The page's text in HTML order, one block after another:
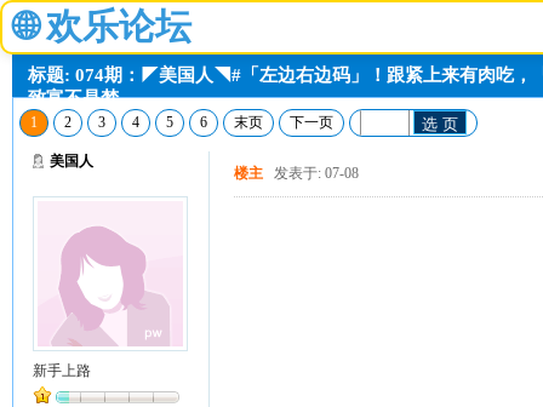
🌐 欢乐论坛
标题: 074期：◤美国人◥#「左边右边码」！跟紧上来有肉吃，
致富不是梦
1 2 3 4 5 6 末页 下一页 选 页
美国人
新手上路
楼主 发表于: 07-08